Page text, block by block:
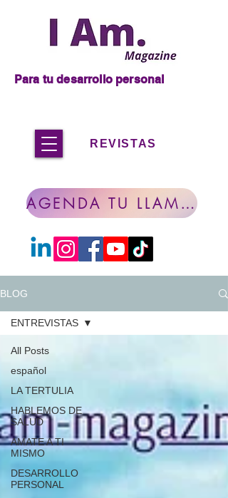
REVISTAS
Para tu desarrollo personal
AGENDA TU LLAMADA
BLOG
All Posts
español
LA TERTULIA
HABLEMOS DE
SALUD
AMATE A TI
MISMO
DESARROLLO
PERSONAL
ENTREVISTAS